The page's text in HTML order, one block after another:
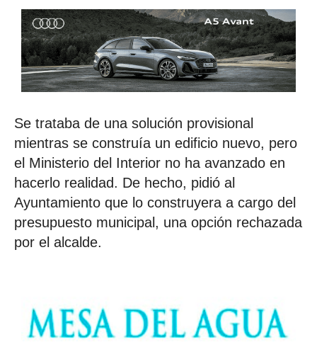
Se trataba de una solución provisional
mientras se construía un edificio nuevo, pero
el Ministerio del Interior no ha avanzado en
hacerlo realidad. De hecho, pidió al
Ayuntamiento que lo construyera a cargo del
presupuesto municipal, una opción rechazada
por el alcalde.